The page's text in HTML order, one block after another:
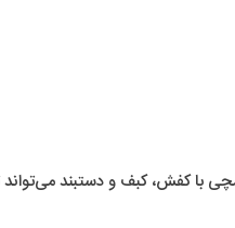
با کفش، کبف و دستبند